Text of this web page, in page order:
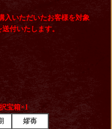
入いただいたお客様を対象
付いたします。
宝箱×1
嫪毐